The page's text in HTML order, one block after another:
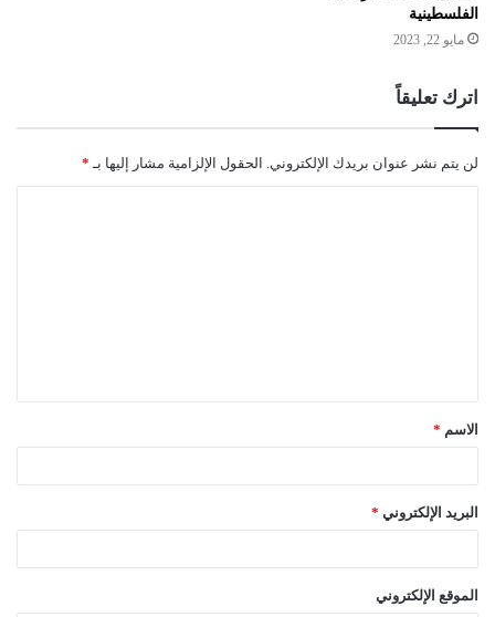
الفلسطينية
مايو 22, 2023
اترك تعليقاً
لن يتم نشر عنوان بريدك الإلكتروني. الحقول الإلزامية مشار إليها بـ *
ق
*
الاسم *
البريد الإلكتروني *
الموقع الإلكتروني